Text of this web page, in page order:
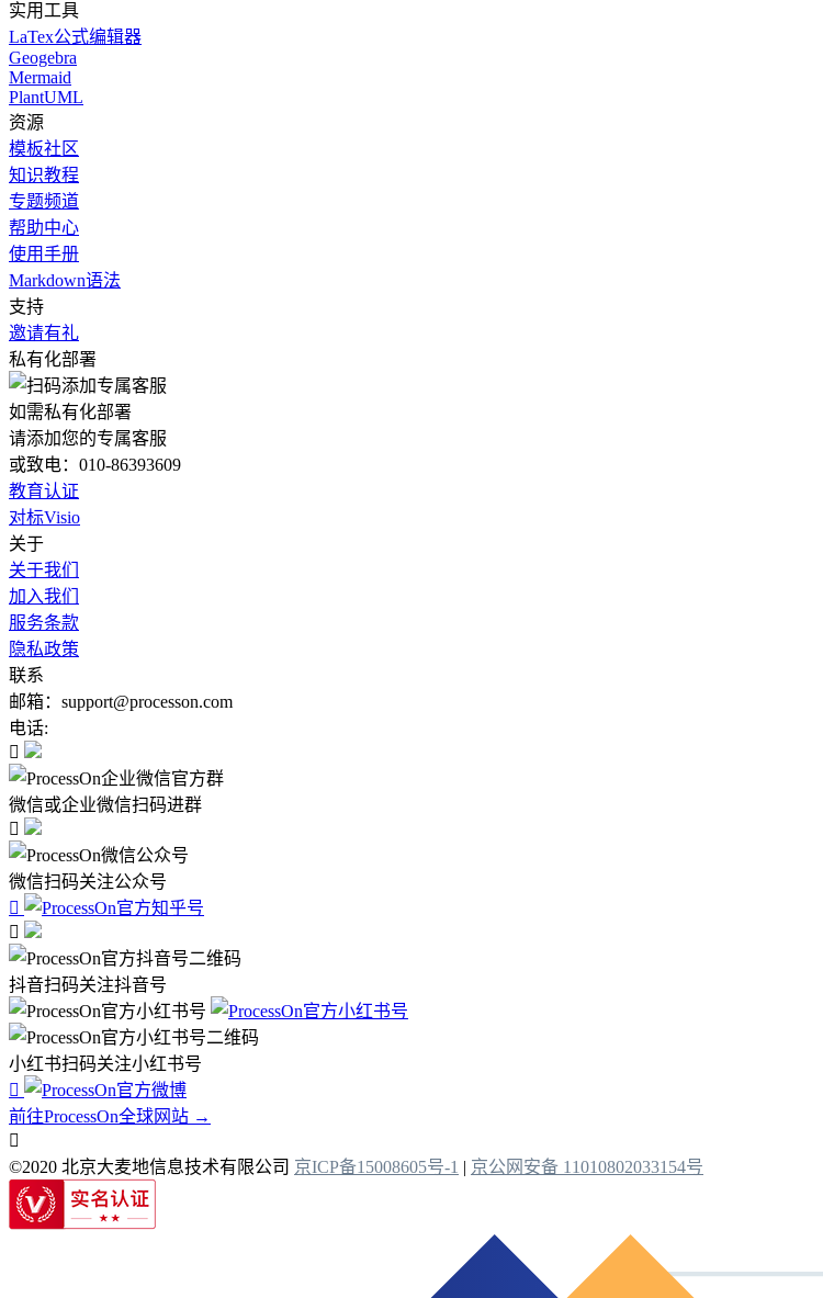
实用工具
LaTex公式编辑器
Geogebra
Mermaid
PlantUML
资源
模板社区
知识教程
专题频道
帮助中心
使用手册
Markdown语法
支持
邀请有礼
私有化部署
如需私有化部署
请添加您的专属客服
或致电：010-86393609
教育认证
对标Visio
关于
关于我们
加入我们
服务条款
隐私政策
联系
邮箱：support@processon.com
电话:

微信或企业微信扫码进群

微信扫码关注公众号


抖音扫码关注抖音号
小红书扫码关注小红书号

前往ProcessOn全球网站 →

©2020 北京大麦地信息技术有限公司 京ICP备15008605号-1 | 京公网安备 11010802033154号